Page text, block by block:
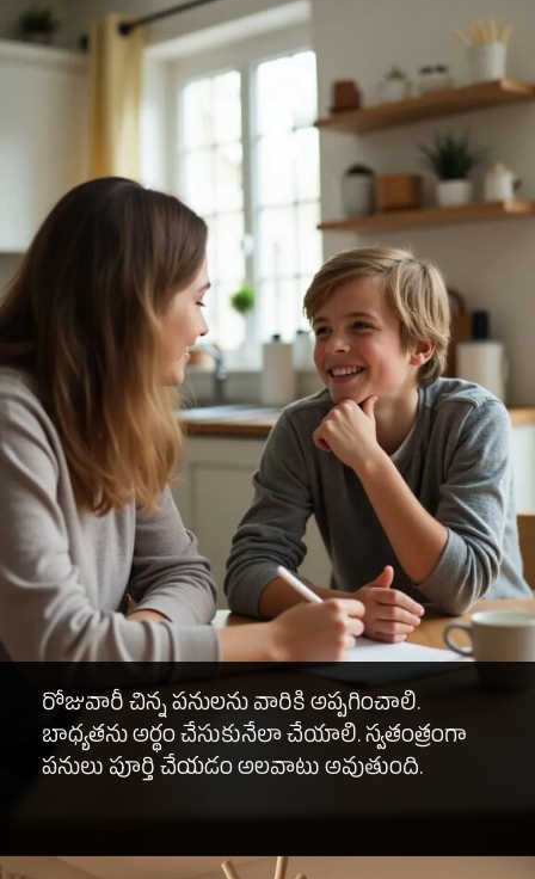
రోజువారీ చిన్న పనులను వారికి అప్పగించాలి.
బాధ్యతను అర్థం చేసుకునేలా చేయాలి. స్వతంత్రంగా
పనులు పూర్తి చేయడం అలవాటు అవుతుంది.